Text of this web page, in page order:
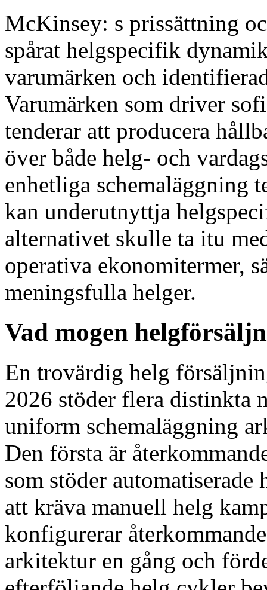
McKinsey: s prissättning
spårat helgspecifik
varumärken och
Varumärken som driver
tenderar att producera
över både helg- och
enhetliga schemaläggning
kan underutnyttja
alternativet skulle ta itu
operativa ekonomitermer,
meningsfulla helger.
Vad mogen
En trovärdig helg
2026 stöder flera distinkta
uniform schemaläggning
Den första är
som stöder
att kräva manuell helg
konfigurerar
arkitektur en gång och